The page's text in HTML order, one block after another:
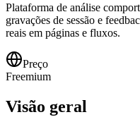
Plataforma de análise
gravações de sessão e
reais em páginas e fluxos.
Preço
Freemium
Visão geral